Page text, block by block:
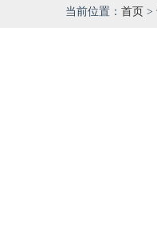
当前位置： 首页 >